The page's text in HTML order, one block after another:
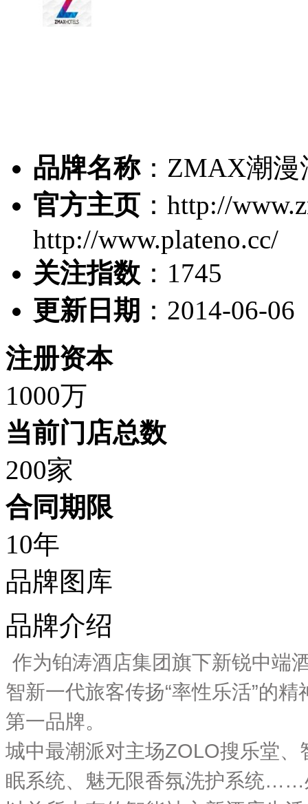
品牌名称： ZMAX潮漫
官方主页 ：http://
http://www.plateno.cc/
关注指数 ： 1745
更新日期 ：2014-06-06
注册资本
1000万
当前门店总数
200家
合同期限
10年
品牌图库
品牌介绍
作为铂涛酒店集团旗下新锐中端
智新一代旅客传扬“率性乐活”的
第一品牌。
城中最潮派对主场ZOLO搜乐堂
眠系统、魅无限香氛洗护系统……